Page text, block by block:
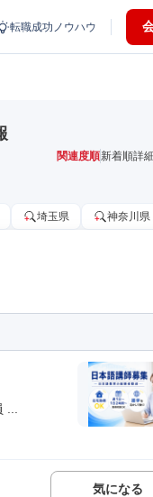
転職成功ノウハウ
関連度順新着順詳
埼玉県 神奈川県
気になる